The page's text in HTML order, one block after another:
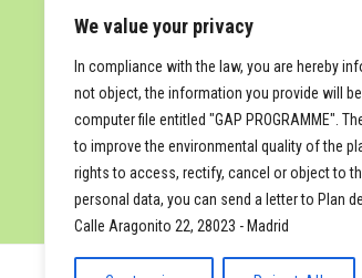
We value your privacy
In compliance with the law, you are hereby
not object, the information you provide will
computer file entitled "GAP PROGRAMME".
to improve the environmental quality of the
rights to access, rectify, cancel or object to
personal data, you can send a letter to Plan
Calle Aragonito 22, 28023 - Madrid